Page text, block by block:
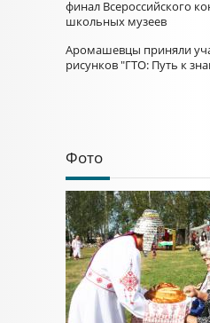
финал Всероссийского
школьных музеев
Аромашевцы приняли
рисунков "ГТО: Путь к
Фото